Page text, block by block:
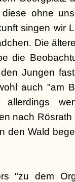
ohne
singen wir
Die
die
Jungen
auch "am
nach
den Wald
"zu dem